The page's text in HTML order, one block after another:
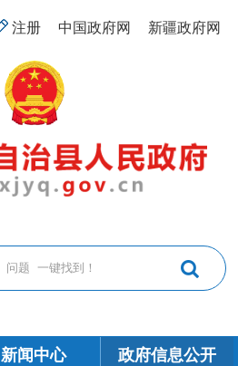
注册 中国政府网 新疆政府网
新闻中心 政府信息公开